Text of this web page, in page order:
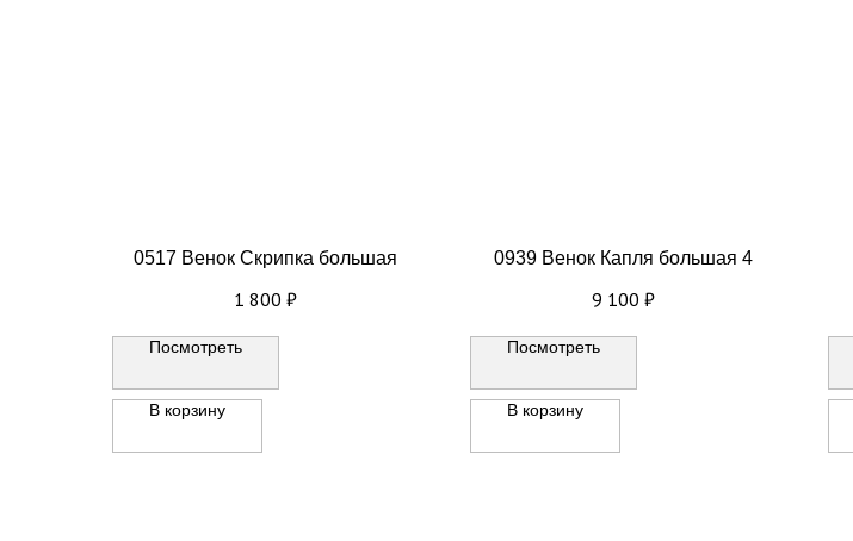
0517 Венок Скрипка большая
1 800 ₽
Посмотреть
В корзину
0939 Венок Капля большая 4
9 100 ₽
Посмотреть
В корзину